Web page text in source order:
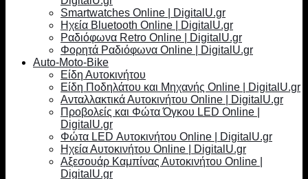
Smartwatches Online | DigitalU.gr
Ηχεία Bluetooth Online | DigitalU.gr
Ραδιόφωνα Retro Online | DigitalU.gr
Φορητά Ραδιόφωνα Online | DigitalU.gr
Auto-Moto-Bike
Είδη Αυτοκινήτου
Είδη Ποδηλάτου και Μηχανής Online | DigitalU.gr
Ανταλλακτικά Αυτοκινήτου Online | DigitalU.gr
Προβολείς και Φώτα Όγκου LED Online |
DigitalU.gr
Φώτα LED Αυτοκινήτου Online | DigitalU.gr
Ηχεία Αυτοκινήτου Online | DigitalU.gr
Αξεσουάρ Καμπίνας Αυτοκινήτου Online |
DigitalU.gr